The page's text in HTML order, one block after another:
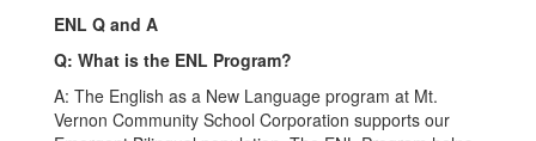
ENL Q and A
Q: What is the ENL Program?
A: The English as a New Language program at Mt.
Vernon Community School Corporation supports our